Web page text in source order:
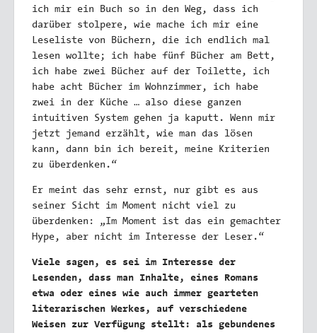
ich mir ein Buch so in den Weg, dass ich
darüber stolpere, wie mache ich mir eine
Leseliste von Büchern, die ich endlich mal
lesen wollte; ich habe fünf Bücher am Bett,
ich habe zwei Bücher auf der Toilette, ich
habe acht Bücher im Wohnzimmer, ich habe
zwei in der Küche … also diese ganzen
intuitiven System gehen ja kaputt. Wenn mir
jetzt jemand erzählt, wie man das lösen
kann, dann bin ich bereit, meine Kriterien
zu überdenken.“
Er meint das sehr ernst, nur gibt es aus
seiner Sicht im Moment nicht viel zu
überdenken: „Im Moment ist das ein gemachter
Hype, aber nicht im Interesse der Leser.“
Viele sagen, es sei im Interesse der
Lesenden, dass man Inhalte, eines Romans
etwa oder eines wie auch immer gearteten
literarischen Werkes, auf verschiedene
Weisen zur Verfügung stellt: als gebundenes